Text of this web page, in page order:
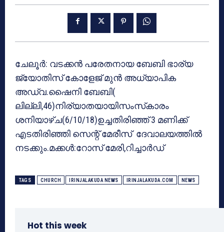
ചേലൂര്‍: വടക്കന്‍ പരേതനായ ബേബി ഭാര്യ
ജ്യോതിസ് കോളേജ് മുന്‍ അധ്യാപിക
അഡ്വ.ഷൈനി ബേബി(
ലില്ലി,46)നിര്യാതയായിസംസ്‌കാരം
ശനിയാഴ്ച(6/10/18)ഉച്ചതിരിഞ്ഞ് 3 മണിക്ക്
എടതിരിഞ്ഞി സെന്റ് മേരീസ് ദേവാലയത്തില്‍
നടക്കും.മക്കള്‍:റോസ് മേരി,റിച്ചാര്‍ഡ്
TAGS CHURCH IRINJALAKUDA NEWS IRINJALAKUDA.COM NEWS
Hot this week